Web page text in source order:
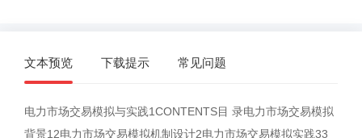
文本预览 下载提示 常见问题
电力市场交易模拟与实践1CONTENTS目 录电力市场交易模拟
背景12电力市场交易模拟机制设计2电力市场交易模拟实践33